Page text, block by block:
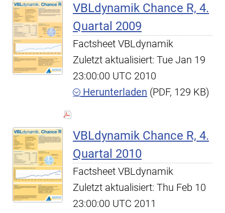
VBLdynamik Chance R, 4.
Quartal 2009
Factsheet VBLdynamik
Zuletzt aktualisiert: Tue Jan 19
23:00:00 UTC 2010
Herunterladen (PDF, 129 KB)
VBLdynamik Chance R, 4.
Quartal 2010
Factsheet VBLdynamik
Zuletzt aktualisiert: Thu Feb 10
23:00:00 UTC 2011